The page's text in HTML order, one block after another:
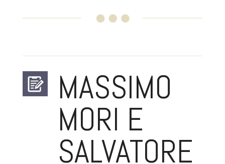
MASSIMO
MORI E
SALVATORE